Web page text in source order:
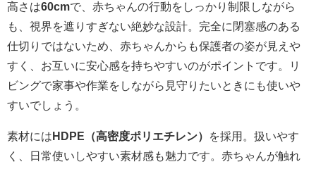
高さは60cmで、赤ちゃんの行動をしっかり制限しながら
も、視界を遮りすぎない絶妙な設計。完全に閉塞感のある
仕切りではないため、赤ちゃんからも保護者の姿が見えや
すく、お互いに安心感を持ちやすいのがポイントです。リ
ビングで家事や作業をしながら見守りたいときにも使いや
すいでしょう。
素材には HDPE（高密度ポリエチレン）
を採用。扱いやす
く、日常使いしやすい素材感も魅力です。赤ちゃんが触れ